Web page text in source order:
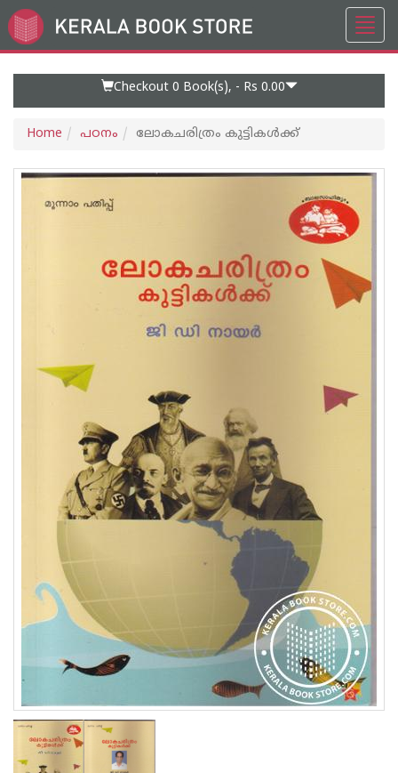
Go
to
Checkout 0 Book(s), - Rs 0.00
Home പഠനം ലോകചരിത്രം കുട്ടികള്‍ക്ക്